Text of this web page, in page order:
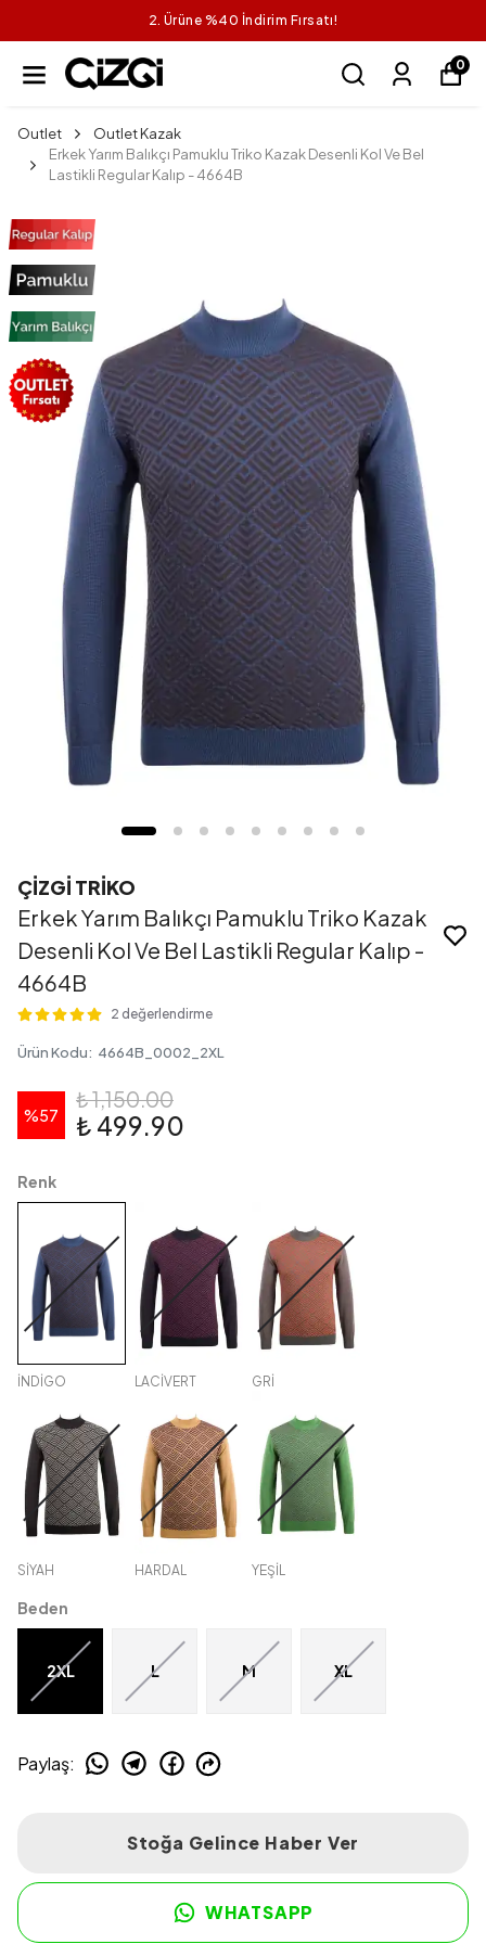
2. Ürüne %40 İndirim Fırsatı!
0
Outlet
Outlet Kazak
Erkek Yarım Balıkçı Pamuklu Triko Kazak Desenli Kol Ve Bel
Lastikli Regular Kalıp - 4664B
ÇİZGİ TRİKO
Erkek Yarım Balıkçı Pamuklu Triko Kazak
Desenli Kol Ve Bel Lastikli Regular Kalıp -
4664B
2 değerlendirme
Ürün Kodu: 4664B_0002_2XL
%57
₺ 1,150.00
₺ 499.90
Renk
İNDİGO LACİVERT GRİ
SİYAH HARDAL YEŞİL
Beden
2XL L M XL
Paylaş:
Stoğa Gelince Haber Ver
WHATSAPP